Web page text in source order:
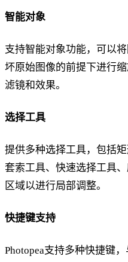
智能对象
支持智能对象功能，可以
坏原始图像的前提下进行
滤镜和效果。
选择工具
提供多种选择工具，包括
套索工具、快速选择工具
区域以进行局部调整。
快捷键支持
Photopea支持多种快捷键